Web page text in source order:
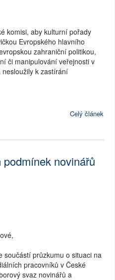
komisi, aby kulturní pořady
Evropského hlavního
zahraniční politikou,
či manipulování veřejnosti v
k zastírání
Celý článek
novinářů
součástí průzkumu o situaci na
pracovníků v České
svaz novinářů a